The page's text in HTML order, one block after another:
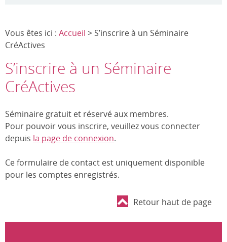
Vous êtes ici : Accueil > S’inscrire à un Séminaire
CréActives
S’inscrire à un Séminaire
CréActives
Séminaire gratuit et réservé aux membres.
Pour pouvoir vous inscrire, veuillez vous connecter
depuis la page de connexion.
Ce formulaire de contact est uniquement disponible
pour les comptes enregistrés.
Retour haut de page